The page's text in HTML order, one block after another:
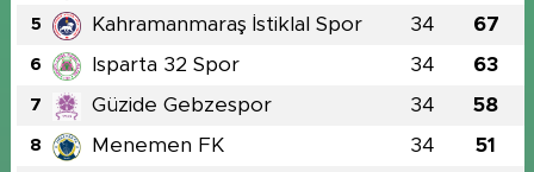
5 Kahramanmaraş İstiklal Spor 34 67
6 Isparta 32 Spor 34 63
7 Güzide Gebzespor 34 58
8 Menemen FK 34 51